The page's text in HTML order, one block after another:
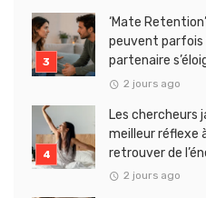
‘Mate
peuvent parfois
partenaire
2 jours ago
Les chercheurs
meilleur réflexe
retrouver de
2 jours ago